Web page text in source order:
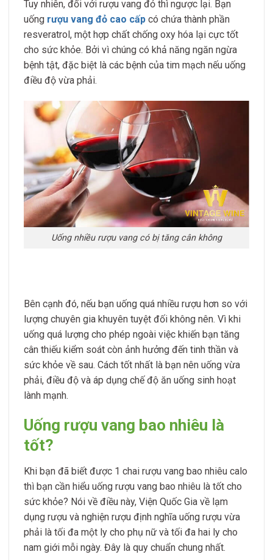
Tuy nhiên, đối với rượu vang đỏ thì ngược lại. Bạn
uống rượu vang đỏ cao cấp có chứa thành phần
resveratrol, một hợp chất chống oxy hóa lại cực tốt
cho sức khỏe. Bởi vì chúng có khả năng ngăn ngừa
bệnh tật, đặc biệt là các bệnh của tim mạch nếu uống
điều độ vừa phải.
Uống nhiều rượu vang có bị tăng cân không
Bên cạnh đó, nếu bạn uống quá nhiều rượu hơn so với
lượng chuyên gia khuyên tuyệt đối không nên. Vì khi
uống quá lượng cho phép ngoài việc khiến bạn tăng
cân thiếu kiểm soát còn ảnh hưởng đến tinh thần và
sức khỏe về sau. Cách tốt nhất là bạn nên uống vừa
phải, điều độ và áp dụng chế độ ăn uống sinh hoạt
lành mạnh.
Uống rượu vang bao nhiêu là
tốt?
Khi bạn đã biết được 1 chai rượu vang bao nhiêu calo
thì bạn cần hiểu uống rượu vang bao nhiêu là tốt cho
sức khỏe? Nói về điều này, Viện Quốc Gia về lạm
dụng rượu và nghiện rượu định nghĩa uống rượu vừa
phải là tối đa một ly cho phụ nữ và tối đa hai ly cho
nam giới mỗi ngày. Đây là quy chuẩn chung nhất.